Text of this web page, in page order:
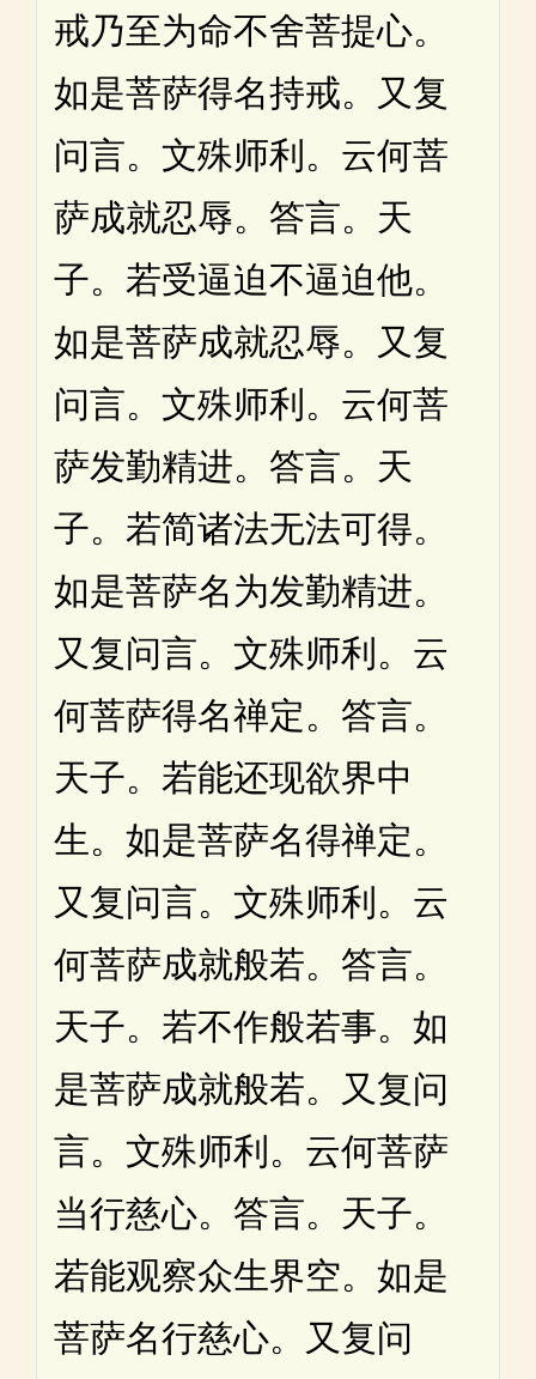
戒乃至为命不舍菩提心。
如是菩萨得名持戒。又复
问言。文殊师利。云何菩
萨成就忍辱。答言。天
子。若受逼迫不逼迫他。
如是菩萨成就忍辱。又复
问言。文殊师利。云何菩
萨发勤精进。答言。天
子。若简诸法无法可得。
如是菩萨名为发勤精进。
又复问言。文殊师利。云
何菩萨得名禅定。答言。
天子。若能还现欲界中
生。如是菩萨名得禅定。
又复问言。文殊师利。云
何菩萨成就般若。答言。
天子。若不作般若事。如
是菩萨成就般若。又复问
言。文殊师利。云何菩萨
当行慈心。答言。天子。
若能观察众生界空。如是
菩萨名行慈心。又复问